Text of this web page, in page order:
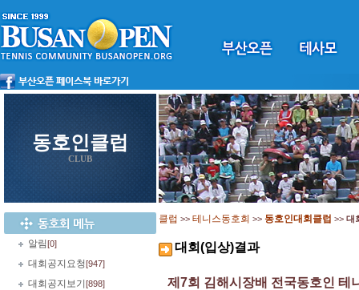
동호인클럽
CLUB
알림[0]
대회공지요청[947]
대회공지보기 [898]
클럽 >> 테니스동호회 >> 동호인대회클럽 >> 대
대회(입상)결과
제7회 김해시장배 전국동호인 테